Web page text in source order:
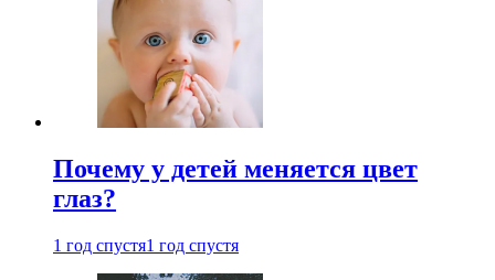
Почему у детей меняется цвет
глаз?
1 год спустя1 год спустя